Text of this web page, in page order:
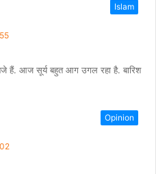
Islam
हैं. आज सूर्य बहुत आग उगल रहा है. बारिश
Opinion